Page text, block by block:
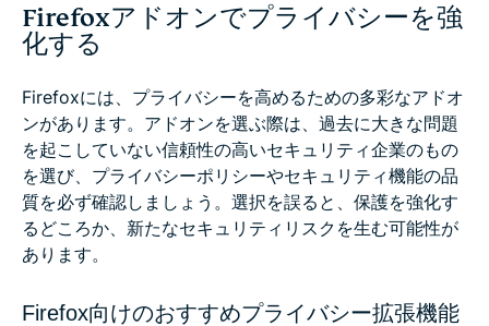
Firefoxアドオンでプライバシーを強
化する
Firefoxには、プライバシーを高めるための多彩なアドオ
ンがあります。アドオンを選ぶ際は、過去に大きな問題
を起こしていない信頼性の高いセキュリティ企業のもの
を選び、プライバシーポリシーやセキュリティ機能の品
質を必ず確認しましょう。選択を誤ると、保護を強化す
るどころか、新たなセキュリティリスクを生む可能性が
あります。
Firefox向けのおすすめプライバシー拡張機能